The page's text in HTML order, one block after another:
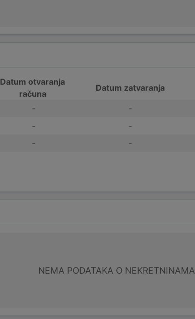
Datum otvaranja
računa
Datum zatvaranja
- -
- -
- -
NEMA PODATAKA O NEKRETNINAMA